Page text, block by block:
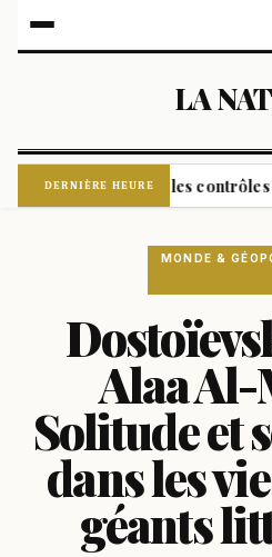
LA
DERNIÈRE HEURE
commence les contrôles
MONDE &
Alaa
Solitude et
dans les
géants